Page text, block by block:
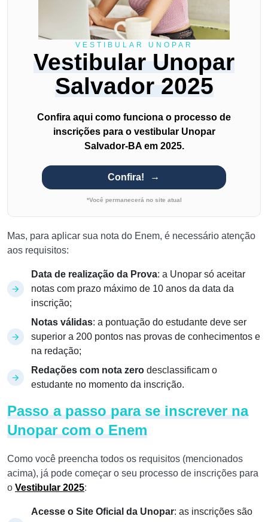
VESTIBULAR UNOPAR
Vestibular Unopar
Salvador 2025
Confira aqui como funciona o processo de
inscrições para o vestibular Unopar
Salvador-BA em 2025.
Confira!
*Você permanecerá no site atual
Mas, para aplicar sua nota do Enem, é necessário atenção
aos requisitos:
Data de realização da Prova: a Unopar só aceitar
notas com prazo máximo de 10 anos da data da
inscrição;
Notas válidas: a pontuação do estudante deve ser
superior a 200 pontos nas provas de conhecimentos e
na redação;
Redações com nota zero desclassificam o
estudante no momento da inscrição.
Passo a passo para se inscrever na
Unopar com o Enem
Como você preencha todos os requisitos (mencionados
acima), já pode começar o seu processo de inscrições para
o Vestibular 2025:
Acesse o Site Oficial da Unopar: as inscrições são